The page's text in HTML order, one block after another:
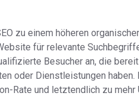
zu einem höheren
für relevante
Besucher an, die
oder Dienstleistungen haben.
Rate und letztendlich zu mehr